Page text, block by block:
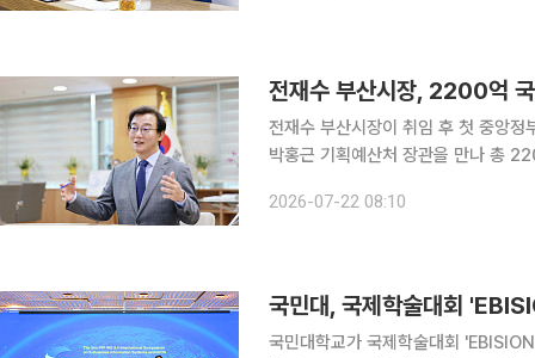
전재수 부산시장이 취임 후 첫 중앙
박홍근 기획예산처 장관을 만나 총
준을 넘어 전 시장이 제시한 민선 9기
2026-07-22 08:10
국민대, 국제학술대회
국민대학교가 국제학술대회